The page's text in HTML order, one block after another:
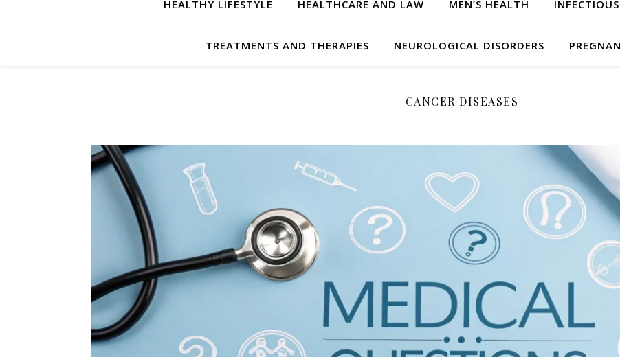
HEALTHY LIFESTYLE HEALTHCARE AND LAW MEN’S HEALTH
TREATMENTS AND THERAPIES NEUROLOGICAL DISORDERS
CANCER DISEASES